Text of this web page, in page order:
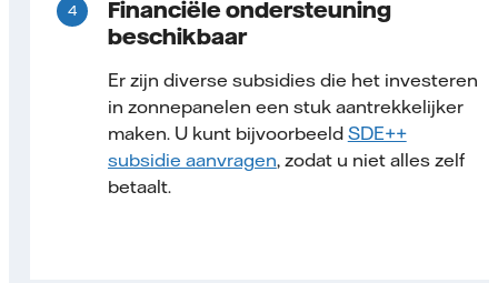
Financiële ondersteuning
beschikbaar
Er zijn diverse subsidies die het investeren
in zonnepanelen een stuk aantrekkelijker
maken. U kunt bijvoorbeeld SDE++
subsidie aanvragen, zodat u niet alles zelf
betaalt.